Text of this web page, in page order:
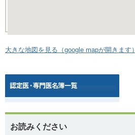
大きな地図を見る（google mapが開きます）
お読みください